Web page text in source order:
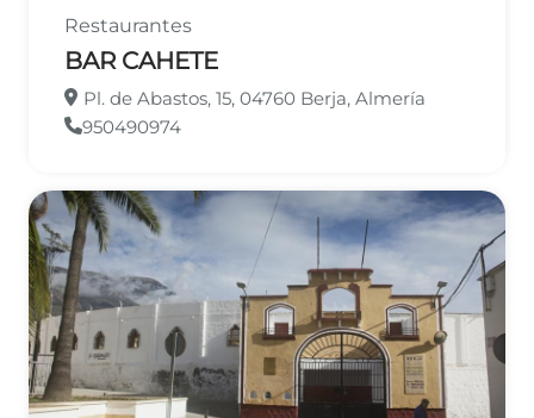
Restaurantes
BAR CAHETE
Pl. de Abastos, 15, 04760 Berja, Almería
950490974